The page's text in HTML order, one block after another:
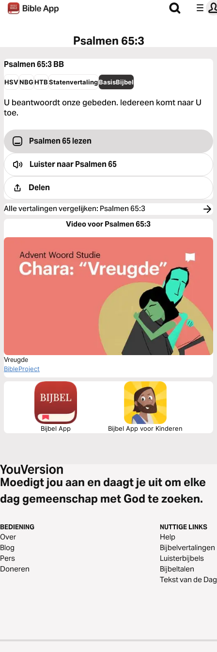
Psalmen 65:3
Psalmen 65:3BB
HSVNBGHTBStatenvertalingBasisBijbel
U beantwoordt onze gebeden. Iedereen komt naar U
toe.
Psalmen 65 lezen
Luister naarPsalmen 65
Delen
Alle vertalingen vergelijken: Psalmen 65:3
Video voor Psalmen 65:3
Vreugde
BibleProject
Bijbel App Bijbel App voor Kinderen
Moedigt jou aan en daagt je uit om elke
dag gemeenschap met God te zoeken.
BEDIENING
Over
Blog
Pers
Doneren
NUTTIGE LINKS
Help
Bijbelvertalingen
Luisterbijbels
Bijbeltalen
Tekst van de Dag